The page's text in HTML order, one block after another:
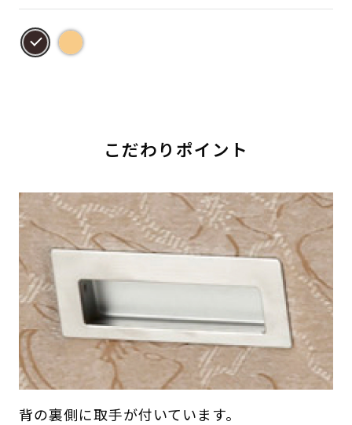
こだわりポイント
背の裏側に取手が付いています。